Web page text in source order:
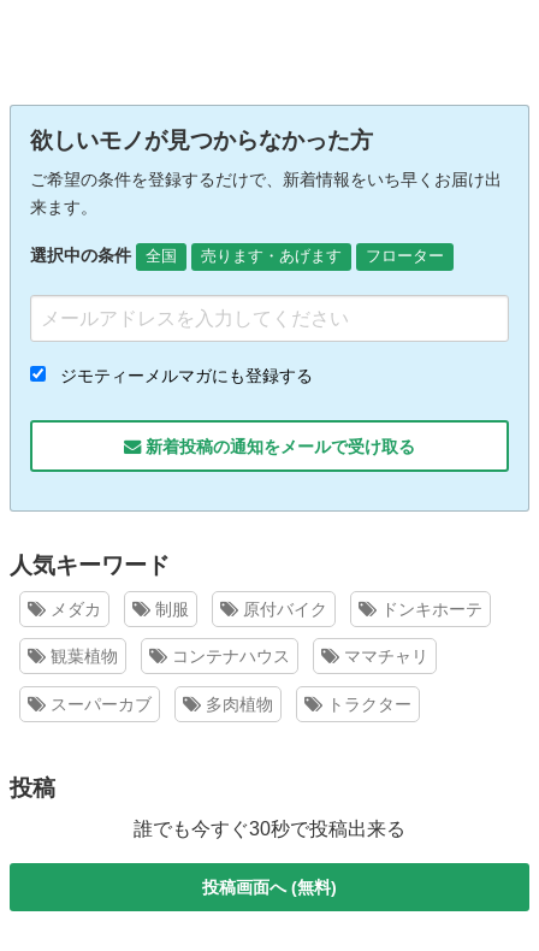
欲しいモノが見つからなかった方
ご希望の条件を登録するだけで、新着情報をいち早くお届け出
来ます。
選択中の条件 全国 売ります・あげます フローター
ジモティーメルマガにも登録する
新着投稿の通知をメールで受け取る
人気キーワード
メダカ 制服 原付バイク ドンキホーテ
観葉植物 コンテナハウス ママチャリ
スーパーカブ 多肉植物 トラクター
投稿
誰でも今すぐ30秒で投稿出来る
投稿画面へ (無料)